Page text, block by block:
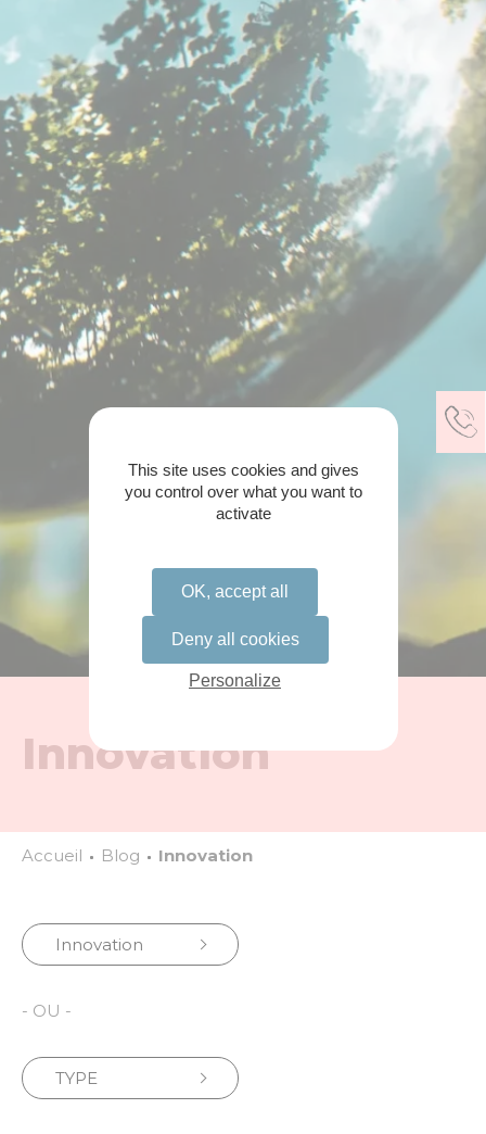
Innovation
Accueil Blog Innovation
Innovation
- OU -
TYPE
This site uses cookies and gives
you control over what you want to
activate
OK, accept all
Deny all cookies
Personalize